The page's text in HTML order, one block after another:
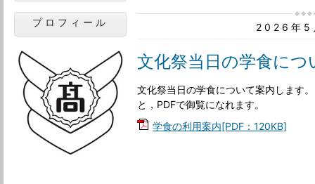
2026年5
文化祭当日の学食につ
文化祭当日の学食について案内します
と，PDFで御覧になれます。
学食の利用案内[PDF：120KB]
プロフィール